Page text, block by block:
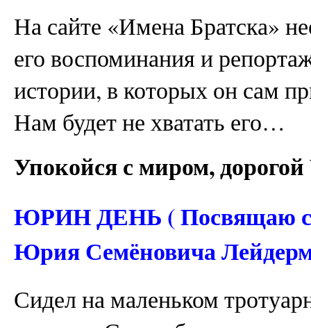
На сайте «Имена Братска»
его воспоминания и
истории, в которых он сам
Нам будет не хватать его…
Упокойся с миром,
ЮРИН ДЕНЬ ( Посвящаю
Юрия Семёновича
Сидел на маленьком